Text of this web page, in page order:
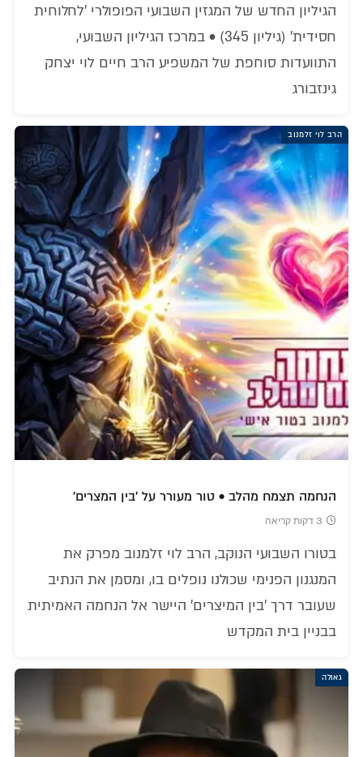
הגיליון החדש של המגזין השבועי הפופולרי 'לחלוחית
חסידית' (גיליון 345) • במרכז הגיליון השבועי,
התוועדות סוחפת של המשפיע הרב חיים לוי יצחק
גינזבורג
הרב לוי זלמנוב
הנחמה תצמח מהלב • טור מעורר על 'בין המצרים'
3 דקות קריאה
בטורו השבועי הנוקב, הרב לוי זלמנוב מפרק את
המנגנון הפנימי שכולנו נופלים בו, ומסמן את הנתיב
שעובר דרך 'בין המיצרים' היישר אל הנחמה האמיתית
בבניין בית המקדש
גאולה